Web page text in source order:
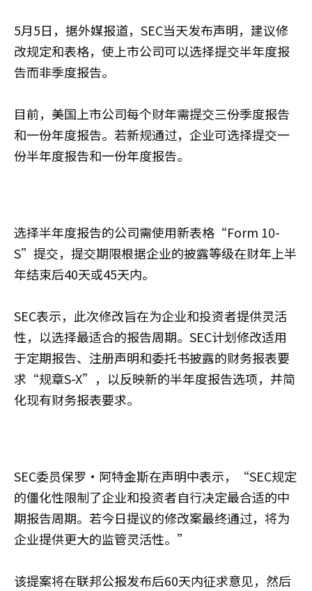
5月5日，据外媒报道，SEC当天发布声明，建议修
改规定和表格，使上市公司可以选择提交半年度报
告而非季度报告。
目前，美国上市公司每个财年需提交三份季度报告
和一份年度报告。若新规通过，企业可选择提交一
份半年度报告和一份年度报告。
选择半年度报告的公司需使用新表格“Form 10-
S”提交，提交期限根据企业的披露等级在财年上半
年结束后40天或45天内。
SEC表示，此次修改旨在为企业和投资者提供灵活
性，以选择最适合的报告周期。SEC计划修改适用
于定期报告、注册声明和委托书披露的财务报表要
求“规章S-X”，以反映新的半年度报告选项，并简
化现有财务报表要求。
SEC委员保罗·阿特金斯在声明中表示，“SEC规定
的僵化性限制了企业和投资者自行决定最合适的中
期报告周期。若今日提议的修改案最终通过，将为
企业提供更大的监管灵活性。”
该提案将在联邦公报发布后60天内征求意见，然后